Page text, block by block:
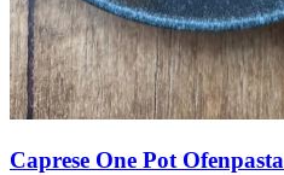
Caprese One Pot Ofenpasta